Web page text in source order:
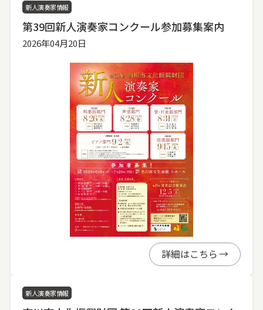
新人演奏家情報
第39回新人演奏家コンクール参加募集案内
2026年04月20日
詳細はこちら
新人演奏家情報